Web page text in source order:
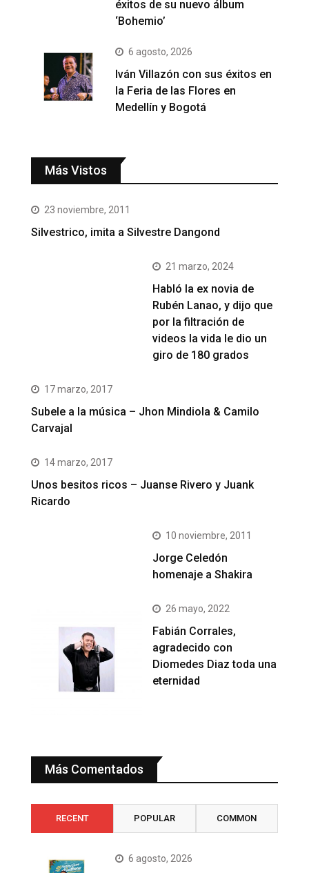
éxitos de su nuevo álbum
‘Bohemio’
6 agosto, 2026
Iván Villazón con sus éxitos en
la Feria de las Flores en
Medellín y Bogotá
Más Vistos
23 noviembre, 2011
Silvestrico, imita a Silvestre Dangond
21 marzo, 2024
Habló la ex novia de
Rubén Lanao, y dijo que
por la filtración de
videos la vida le dio un
giro de 180 grados
17 marzo, 2017
Subele a la música – Jhon Mindiola & Camilo
Carvajal
14 marzo, 2017
Unos besitos ricos – Juanse Rivero y Juank
Ricardo
10 noviembre, 2011
Jorge Celedón
homenaje a Shakira
26 mayo, 2022
Fabián Corrales,
agradecido con
Diomedes Diaz toda una
eternidad
Más Comentados
RECENT POPULAR COMMON
6 agosto, 2026